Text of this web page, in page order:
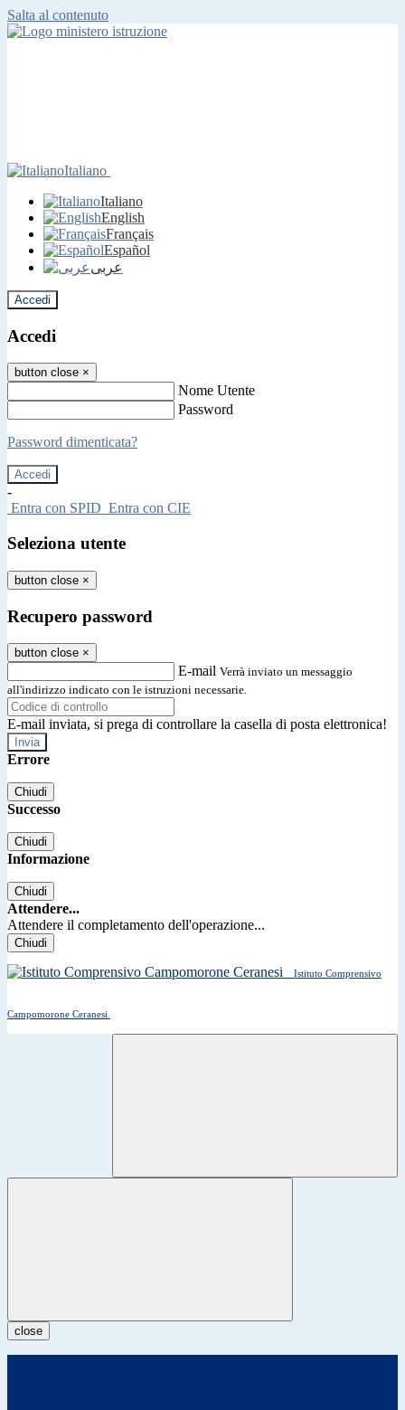
Salta al contenuto
Italiano
Italiano
English
Français
Español
عربى
Accedi
Accedi
button close ×
Nome Utente
Password
Password dimenticata?
-
Entra con SPID Entra con CIE
Seleziona utente
button close ×
Recupero password
button close ×
E-mail Verrà inviato un messaggio
all'indirizzo indicato con le istruzioni necessarie.
E-mail inviata, si prega di controllare la casella di posta elettronica!
Errore
Chiudi
Successo
Chiudi
Informazione
Chiudi
Attendere...
Attendere il completamento dell'operazione...
Chiudi
Istituto Comprensivo
Campomorone Ceranesi
close